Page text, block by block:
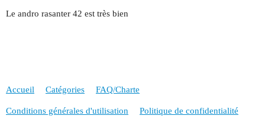
Le andro rasanter 42 est très bien
Accueil Catégories FAQ/Charte
Conditions générales d'utilisation Politique de confidentialité